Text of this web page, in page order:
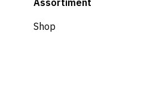
Assortiment
Shop